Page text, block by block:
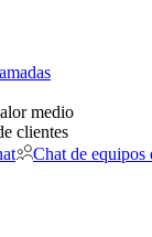
medio
clientes
Chat de equipos